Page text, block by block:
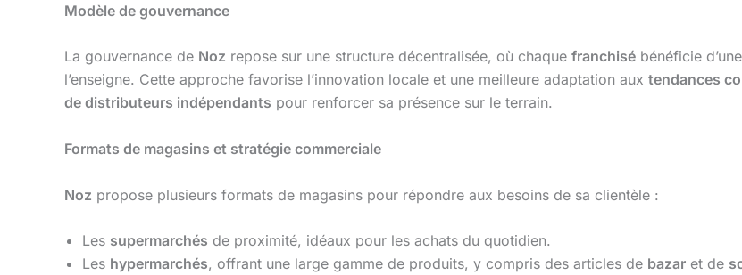
Modèle de gouvernance
La gouvernance de Noz repose sur une structure décentralisée, où chaque franchisé bénéficie
l’enseigne. Cette approche favorise l’innovation locale et une meilleure adaptation aux tendances
de distributeurs indépendants pour renforcer sa présence sur le terrain.
Formats de magasins et stratégie commerciale
Noz propose plusieurs formats de magasins pour répondre aux besoins de sa clientèle :
Les supermarchés de proximité, idéaux pour les achats du quotidien.
Les hypermarchés, offrant une large gamme de produits, y compris des articles de bazar et de